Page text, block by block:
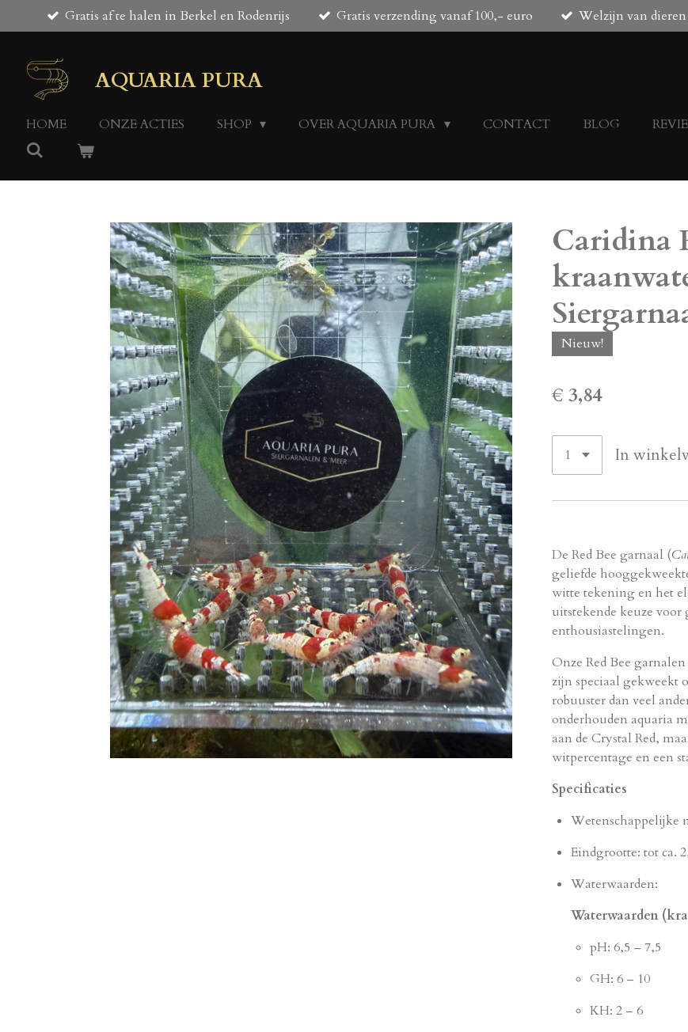
direct
hoofdinhoud
Gratis af te halen in Berkel en Rodenrijs Gratis verzending vanaf 100,- euro Welzijn van
AQUARIA PURA
HOME ONZE ACTIES SHOP OVER AQUARIA PURA CONTACT BLOG
Caridina
Nieuw!
€ 3,84
In
De Red Bee garnaal (
geliefde
witte tekening en het
uitstekende keuze
enthousiastelingen.
Onze Red Bee
zijn speciaal gekweekt
robuuster dan veel
onderhouden aquaria
aan de Crystal Red,
witpercentage en een
Specificaties
Wetenschappelijke
Eindgrootte: tot ca.
Waterwaarden:
Waterwaarden
pH: 6,5 – 7,5
GH: 6 – 10
KH: 2 – 6